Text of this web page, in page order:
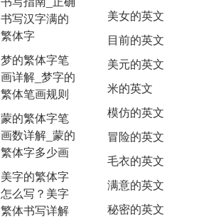
书写汉字满的
繁体字
梦的繁体字笔
画详解_梦字的
繁体笔画规则
蒙的繁体字笔
画数详解_蒙的
繁体字多少画
美字的繁体字
怎么写？美字
繁体书写详解
美女的英文
目前的英文
美元的英文
米的英文
模仿的英文
冒险的英文
毛衣的英文
满意的英文
秘密的英文